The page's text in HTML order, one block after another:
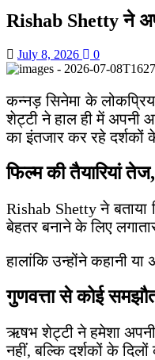
Rishab Shetty ने
July 8, 2026 0
कन्नड़ सिनेमा के
शेट्टी ने हाल ही में अपनी
का इंतजार कर रहे दर्शकों
फिल्म की तैयारियां
Rishab Shetty ने
बेहतर बनाने के लिए
हालांकि उन्होंने कहानी
गुणवत्ता से कोई
ऋषभ शेट्टी ने हमेशा अपनी
नहीं, बल्कि दर्शकों के